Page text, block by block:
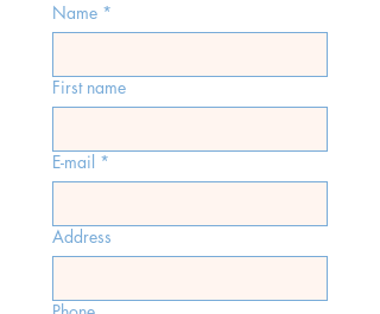
Name *
First name
E-mail *
Address